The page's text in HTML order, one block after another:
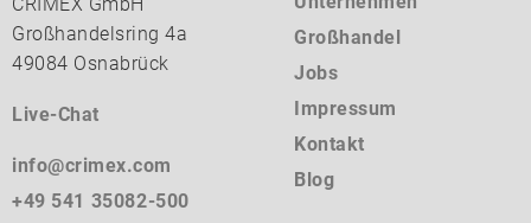
Großhandelsring 4a
49084 Osnabrück
Live-Chat
info@crimex.com
+49 541 35082-500
Großhandel
Jobs
Impressum
Kontakt
Blog